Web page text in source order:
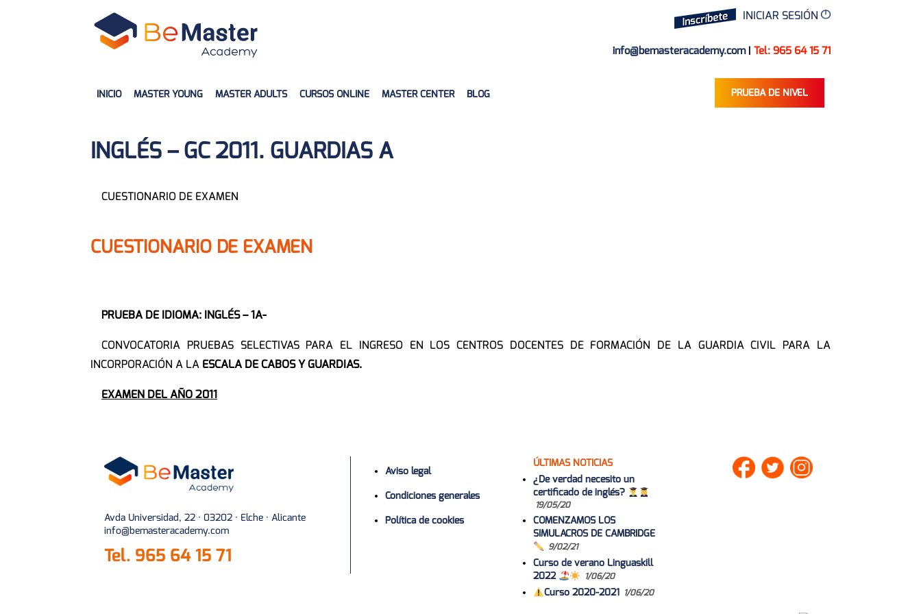
INICIAR SESIÓN
info@bemasteracademy.com| Tel: 965 64 15 71
INICIO MASTER YOUNG MASTER ADULTS CURSOS ONLINE MASTER CENTER BLOG PRUEBA DE NIVEL
INGLÉS – GC 2011. GUARDIAS A
CUESTIONARIO DE EXAMEN
CUESTIONARIO DE EXAMEN
PRUEBA DE IDIOMA: INGLÉS – 1A-
CONVOCATORIA PRUEBAS SELECTIVAS PARA EL INGRESO EN LOS CENTROS DOCENTES DE FORMACIÓN DE LA GUARDIA CIVIL PARA LA
INCORPORACIÓN A LA ESCALA DE CABOS Y GUARDIAS.
EXAMEN DEL AÑO 2011
Avda Universidad, 22 · 03202 · Elche · Alicante
info@bemasteracademy.com
Tel. 965 64 15 71
Aviso legal
Condiciones generales
Política de cookies
ÚLTIMAS NOTICIAS
¿De verdad necesito un
certificado de inglés?
19/05/20
COMENZAMOS LOS
SIMULACROS DE CAMBRIDGE
9/02/21
Curso de verano Linguaskill
2022
1/06/20
Curso 2020-2021 1/06/20